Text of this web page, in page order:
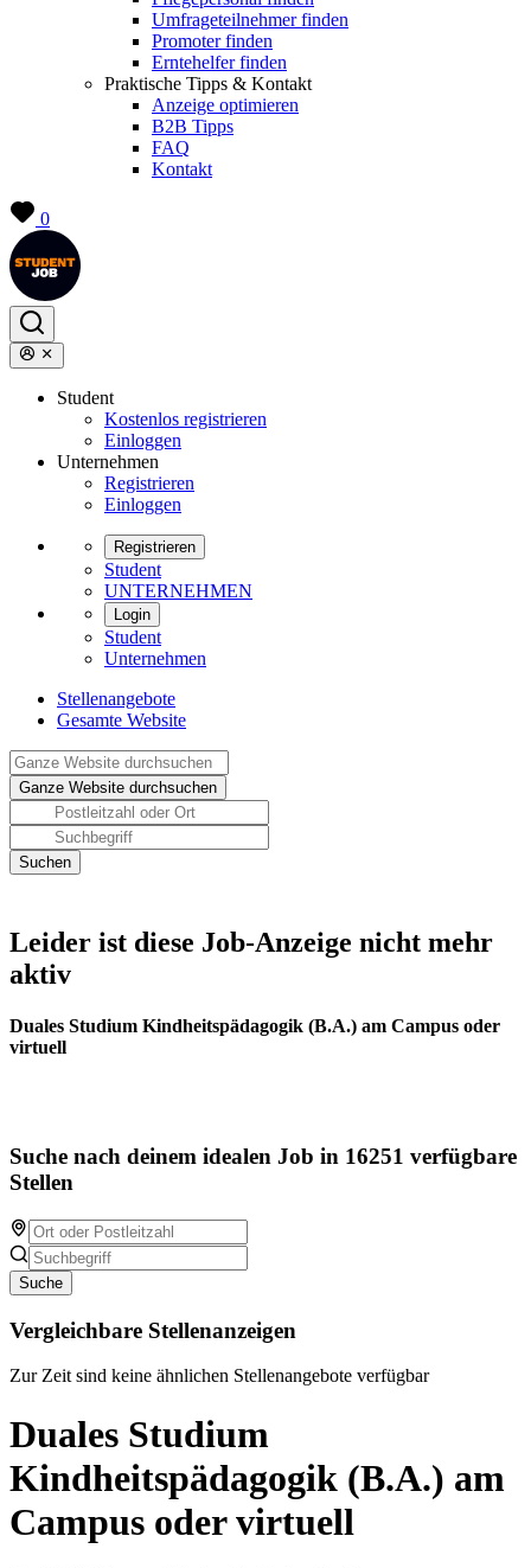
Umfrageteilnehmer finden
Promoter finden
Erntehelfer finden
Praktische Tipps & Kontakt
Anzeige optimieren
B2B Tipps
FAQ
Kontakt
0
Student
Kostenlos registrieren
Einloggen
Unternehmen
Registrieren
Einloggen
Registrieren
Student
UNTERNEHMEN
Login
Student
Unternehmen
Stellenangebote
Gesamte Website
Leider ist diese Job-Anzeige nicht mehr
aktiv
Duales Studium Kindheitspädagogik (B.A.) am Campus oder
virtuell
Suche nach deinem idealen Job in 16251 verfügbare
Stellen
Suche
Vergleichbare Stellenanzeigen
Zur Zeit sind keine ähnlichen Stellenangebote verfügbar
Duales Studium
Kindheitspädagogik (B.A.) am
Campus oder virtuell